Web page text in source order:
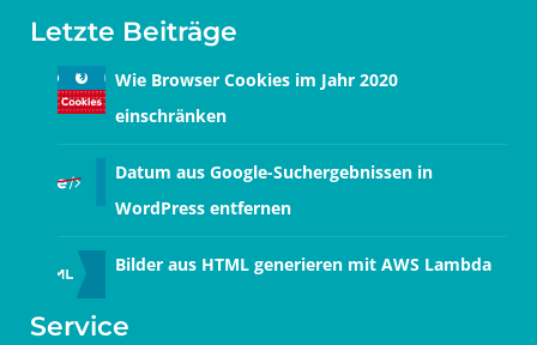
Letzte Beiträge
Wie Browser Cookies im Jahr 2020
einschränken
Datum aus Google-Suchergebnissen in
WordPress entfernen
Bilder aus HTML generieren mit AWS Lambda
Service